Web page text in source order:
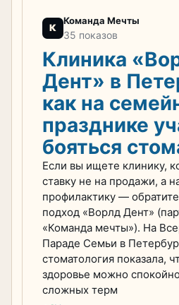
К
Команда Мечты
35 показов
Клиника
Дент» в
как на
празднике
бояться
Если вы ищете клинику,
ставку не на продажи, а
профилактику —
подход «Ворлд Дент»
«Команда мечты»). На
Параде Семьи в
стоматология показала,
здоровье можно
сложных терм